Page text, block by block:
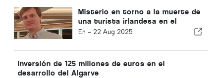
Misterio en torno a la muerte de
una turista irlandesa en el
Algarve
En - 22 Aug 2025
Inversión de 125 millones de euros en el
desarrollo del Algarve